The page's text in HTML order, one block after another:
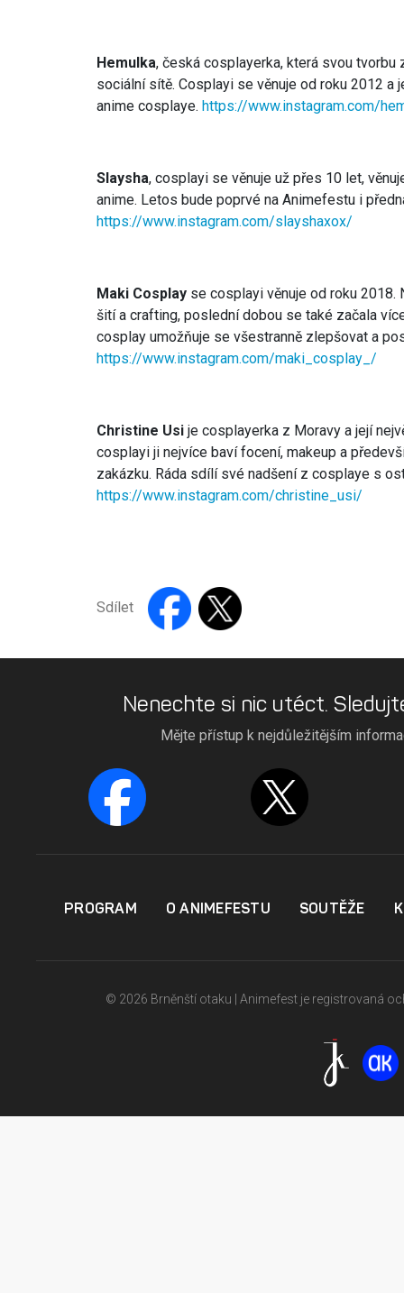
Hemulka, česká cosplayerka, která svou tvorbu
sociální sítě. Cosplayi se věnuje od roku 2012 a
anime cosplaye. https://www.instagram.com/
Slaysha, cosplayi se věnuje už přes 10 let,
anime. Letos bude poprvé na Animefestu i
https://www.instagram.com/slayshaxox/
Maki Cosplayse cosplayi věnuje od roku 2018.
šití a crafting, poslední dobou se také začala
cosplay umožňuje se všestranně zlepšovat a
https://www.instagram.com/maki_cosplay_/
Christine Usije cosplayerka z Moravy a její
cosplayi ji nejvíce baví focení, makeup a
zakázku. Ráda sdílí své nadšení z cosplaye s
https://www.instagram.com/christine_usi/
Sdílet
Nenechte si nic utéct.
Mějte přístup k nejdůležitějším
PROGRAM O ANIMEFESTU SOUTĚŽE
© 2026 Brněnští otaku | Animefest je registrovaná